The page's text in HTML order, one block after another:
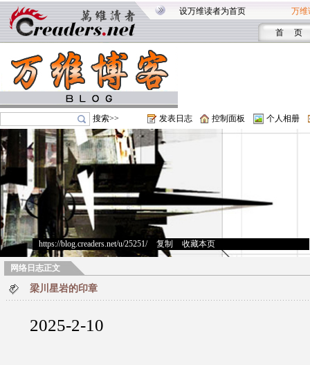
设万维读者为首页 万维
首 页
搜索>> 发表日志 控制面板 个人相册
https://blog.creaders.net/u/25251/> 复制 收藏本页
网络日志正文
梁川星岩的印章
2025-2-10